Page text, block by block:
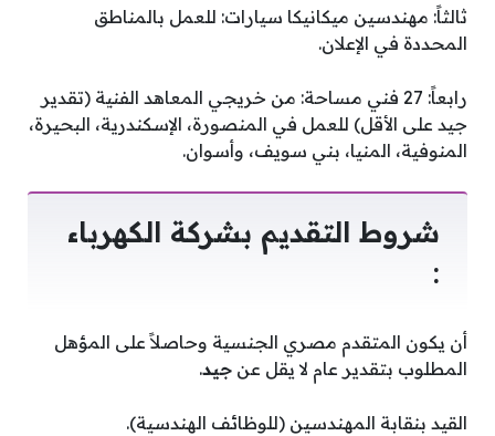
ثالثاً: مهندسين ميكانيكا سيارات: للعمل بالمناطق
المحددة في الإعلان.
رابعاً: 27 فني مساحة: من خريجي المعاهد الفنية (تقدير
جيد على الأقل) للعمل في المنصورة، الإسكندرية، البحيرة،
المنوفية، المنيا، بني سويف، وأسوان.
شروط التقديم بشركة الكهرباء
:
أن يكون المتقدم مصري الجنسية وحاصلاً على المؤهل
المطلوب بتقدير عام لا يقل عن جيد.
القيد بنقابة المهندسين (للوظائف الهندسية).